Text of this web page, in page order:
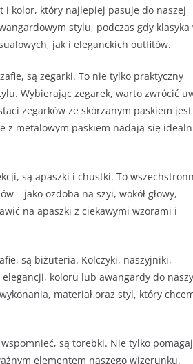
i kolor, który najlepiej pasuje do naszej
stylu, podczas gdy klasyka
jak i eleganckich outfitów.
są zegarki. To nie tylko praktyczny
Wybierając zegarek, warto zwrócić
zegarków ze skórzanym paskiem jest
z metalowym paskiem nadają się
są apaszki i chustki. To
– jako ozdoba na szyi, wokół głowy,
na apaszki z ciekawymi wzorami i
są biżuteria. Kolczyki, naszyjniki,
koloru lub awangardy do
materiał oraz styl, który
są torebki. Nie tylko
elementem naszego wizerunku.